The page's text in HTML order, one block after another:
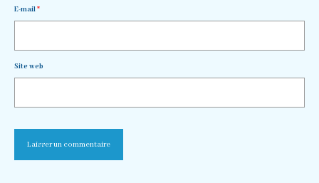
E-mail*
Site web